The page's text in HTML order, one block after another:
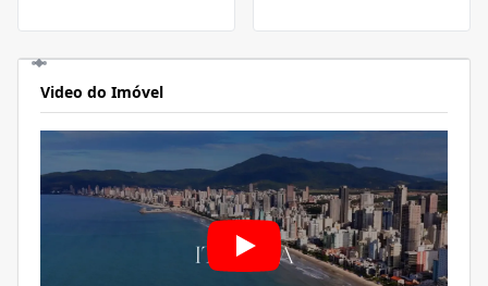
Video do Imóvel